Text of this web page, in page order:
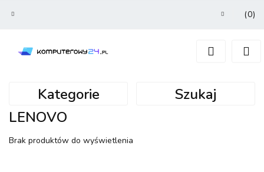
Zarejestruj się
(0)
Kategorie
Szukaj
LENOVO
Brak produktów do wyświetlenia